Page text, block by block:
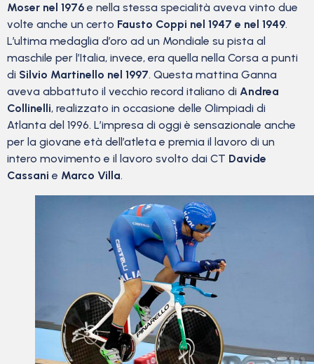
Moser nel 1976 e nella stessa specialità aveva vinto due
volte anche un certo Fausto Coppi nel 1947 e nel 1949.
L’ultima medaglia d’oro ad un Mondiale su pista al
maschile per l’Italia, invece, era quella nella Corsa a punti
di Silvio Martinello nel 1997. Questa mattina Ganna
aveva abbattuto il vecchio record italiano di Andrea
Collinelli, realizzato in occasione delle Olimpiadi di
Atlanta del 1996. L’impresa di oggi è sensazionale anche
per la giovane età dell’atleta e premia il lavoro di un
intero movimento e il lavoro svolto dai CT Davide
Cassani e Marco Villa.